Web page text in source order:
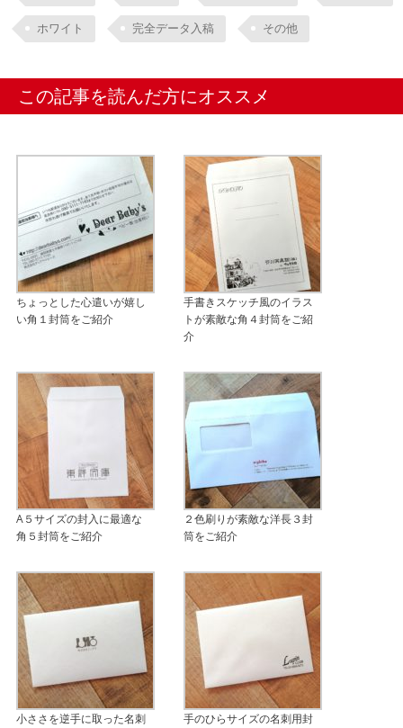
ホワイト 完全データ入稿 その他
この記事を読んだ方にオススメ
ちょっとした心遣いが嬉し
い角１封筒をご紹介
手書きスケッチ風のイラス
トが素敵な角４封筒をご紹
介
A５サイズの封入に最適な
角５封筒をご紹介
２色刷りが素敵な洋長３封
筒をご紹介
小ささを逆手に取った名刺
手のひらサイズの名刺用封